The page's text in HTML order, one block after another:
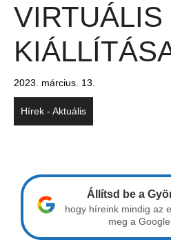
VIRTUÁLIS
2023. március. 13.
Hírek - Aktuális
Állítsd be a
hogy híreink mindig az
meg a